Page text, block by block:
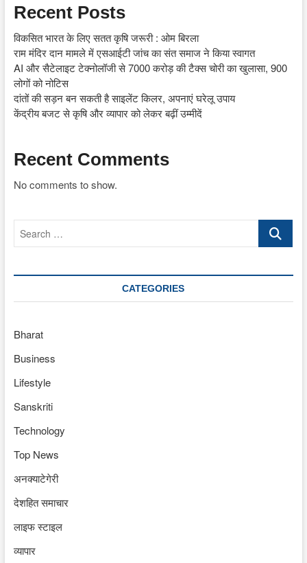
Recent Posts
विकसित भारत के लिए सतत कृषि जरूरी : ओम बिरला
राम मंदिर दान मामले में एसआईटी जांच का संत समाज ने किया स्वागत
AI और सैटेलाइट टेक्नोलॉजी से 7000 करोड़ की टैक्स चोरी का खुलासा, 900
लोगों को नोटिस
दांतों की सड़न बन सकती है साइलेंट किलर, अपनाएं घरेलू उपाय
केंद्रीय बजट से कृषि और व्यापार को लेकर बढ़ीं उम्मीदें
Recent Comments
No comments to show.
Search
CATEGORIES
Bharat
Business
Lifestyle
Sanskriti
Technology
Top News
अनक्याटेगेरी
देशहित समाचार
लाइफ स्टाइल
व्यापार